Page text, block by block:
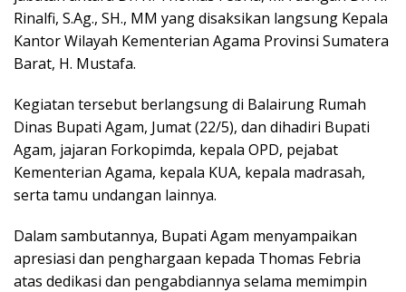
Rinalfi, S.Ag., SH., MM yang disaksikan langsung Kepala
Kantor Wilayah Kementerian Agama Provinsi Sumatera
Barat, H. Mustafa.
Kegiatan tersebut berlangsung di Balairung Rumah
Dinas Bupati Agam, Jumat (22/5), dan dihadiri Bupati
Agam, jajaran Forkopimda, kepala OPD, pejabat
Kementerian Agama, kepala KUA, kepala madrasah,
serta tamu undangan lainnya.
Dalam sambutannya, Bupati Agam menyampaikan
apresiasi dan penghargaan kepada Thomas Febria
atas dedikasi dan pengabdiannya selama memimpin